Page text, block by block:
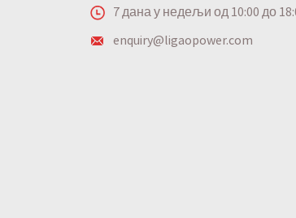
7 дана у недељи од 10:00 до
enquiry@ligaopower.com